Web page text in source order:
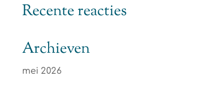
Recente reacties
Archieven
mei 2026